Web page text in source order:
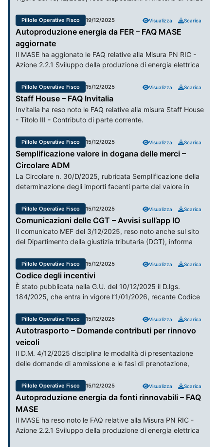
Pillole Operative Fisco 19/12/2025 Visualizza Scarica
Autoproduzione energia da FER – FAQ MASE
aggiornate
Il MASE ha aggionato le FAQ relative alla Misura PN RIC -
Azione 2.2.1 Sviluppo della produzione di energia elettrica
pubblicata il 15/12/2025.
Pillole Operative Fisco 15/12/2025 Visualizza Scarica
Staff House – FAQ Invitalia
Invitalia ha reso noto le FAQ relative alla misura Staff House
- Titolo III - Contributo di parte corrente.
Pillole Operative Fisco 15/12/2025 Visualizza Scarica
Semplificazione valore in dogana delle merci –
Circolare ADM
La Circolare n. 30/D/2025, rubricata Semplificazione della
determinazione degli importi facenti parte del valore in
sostituisce, dall’1/12/2025, le disposizioni contenute nella
Circolare 5/D/2017 al fine di: recepire gli orientamenti per
gli Stati Membri di cui TAXUD/A6/2024/1621936 del
12/03/2024; fornire utili indicazioni agli operatori economici
sull’iter di presentazione della richiesta; adeguare anche le
decisioni sulla semplificazione della determinazione del
valore in dogana (Customs Value Authoritation - CVA) alle
regole generali delle decisioni doganali, eliminando il limite
temporale di un anno di validità, fermo restando i poteri di
monitoraggio e controllo dell’Autorità Doganale.
Pillole Operative Fisco 15/12/2025 Visualizza Scarica
Comunicazioni delle CGT – Avvisi sull’app IO
Il comunicato MEF del 3/12/2025, reso noto anche sul sito
del Dipartimento della giustizia tributaria (DGT), informa
IO il servizio del DGT denominato Avvisi comunicazioni
delle Corti di giustizia tributaria, nell’ambito del Processo
Tributario Telematico (PTT), il quale: consente di ricevere
un messaggio di avvenuta consegna delle PEC contenenti
le convocazioni in udienza inviate dalle segreterie delle
CGT; è rivolto ai difensori associati alla casella PEC indicata
nel ricorso, che siano anche registrati sulla App IO e
abbiano attivato la funzione di ricezione dei messaggi
dall’App; può essere abilitato in automatico tramite
configurazione rapida in fase di 1 installazione dell’App
oppure è possibile attivarlo in seguito dalla scheda del
sezione Questo servizio può.
Pillole Operative Fisco 15/12/2025 Visualizza Scarica
Codice degli incentivi
È stato pubblicata nella G.U. del 10/12/2025 il D.lgs.
184/2025, che entra in vigore l’1/01/2026, recante Codice
capi. Si tralasciano le disposizioni relative alla valutazione,
monitoraggio, informazione e pubblicità, nonché alcune di
quelle transitorie e finali.
Pillole Operative Fisco 15/12/2025 Visualizza Scarica
Autotrasporto – Domande contributi per rinnovo
veicoli
Il D.M. 4/12/2025 disciplina le modalità di presentazione
delle domande di ammissione e le fasi di prenotazione,
7/08/2025 ha disciplinato le modalità di erogazione delle
risorse destinate agli investimenti nel settore
dell'autotrasporto, con riguardo al 2025 (per gli
approfondimenti si rinvia alla Pillola Operativa pubblicata il
27/10/25).
Pillole Operative Fisco 15/12/2025 Visualizza Scarica
Autoproduzione energia da fonti rinnovabili – FAQ
MASE
Il MASE ha reso noto le FAQ relative alla Misura PN RIC -
Azione 2.2.1 Sviluppo della produzione di energia elettrica